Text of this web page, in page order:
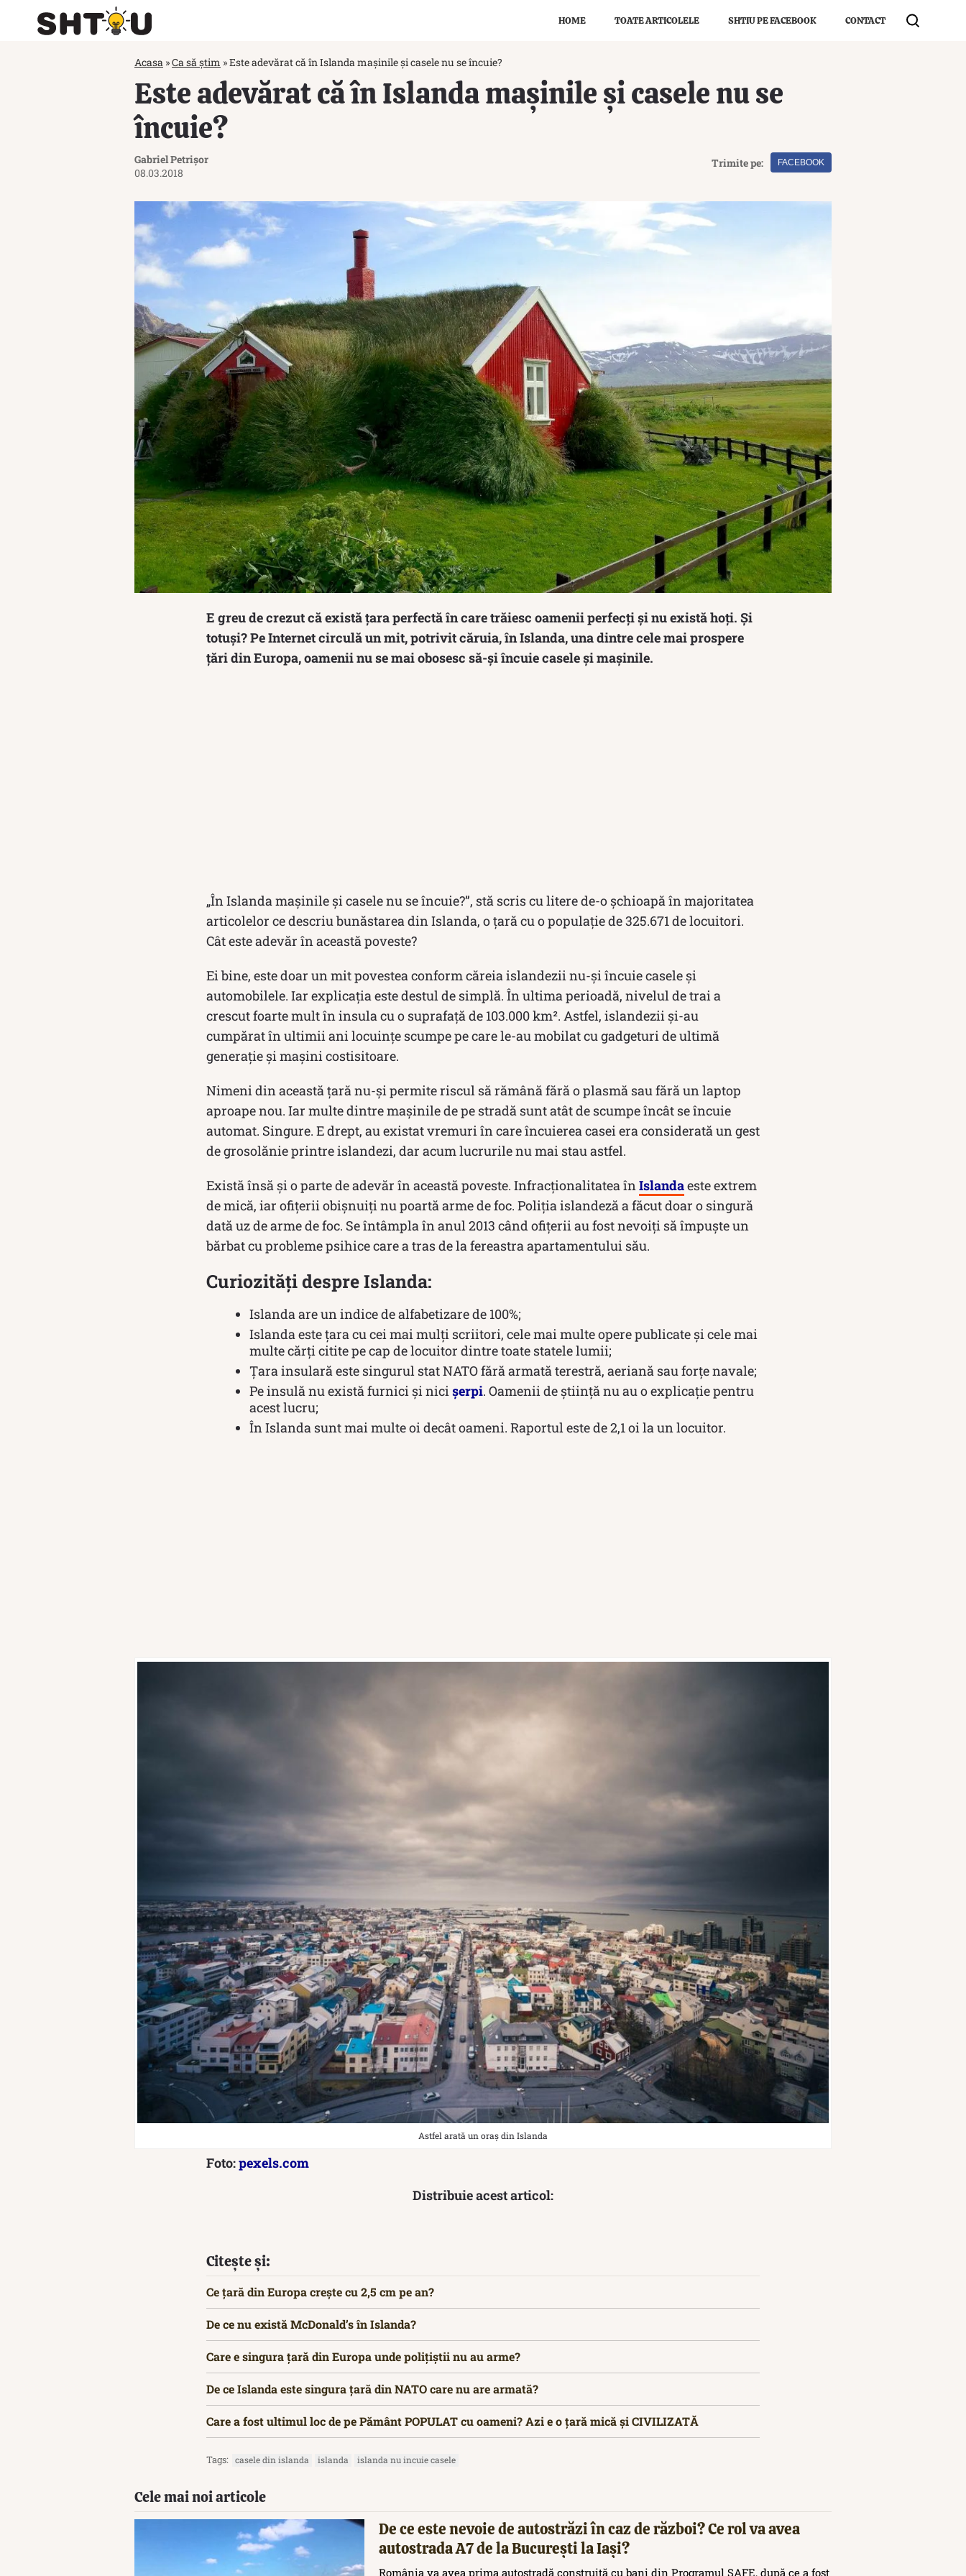
HOME TOATE ARTICOLELE SHTIU PE FACEBOOK CONTACT
Acasa »Ca să știm »Este adevărat că în Islanda mașinile și casele nu se încuie?
Este adevărat că în Islanda mașinile și casele nu se
încuie?
Gabriel Petrișor
08.03.2018
Trimite pe: FACEBOOK
E greu de crezut că există țara perfectă în care trăiesc oamenii perfecți și nu există hoți. Și
totuși? Pe Internet circulă un mit, potrivit căruia, în Islanda, una dintre cele mai prospere
țări din Europa, oamenii nu se mai obosesc să-și încuie casele și mașinile.
„În Islanda mașinile și casele nu se încuie?”, stă scris cu litere de-o șchioapă în majoritatea
articolelor ce descriu bunăstarea din Islanda, o țară cu o populație de 325.671 de locuitori.
Cât este adevăr în această poveste?
Ei bine, este doar un mit povestea conform căreia islandezii nu-și încuie casele și
automobilele. Iar explicația este destul de simplă. În ultima perioadă, nivelul de trai a
crescut foarte mult în insula cu o suprafață de 103.000 km². Astfel, islandezii și-au
cumpărat în ultimii ani locuințe scumpe pe care le-au mobilat cu gadgeturi de ultimă
generație și mașini costisitoare.
Nimeni din această țară nu-și permite riscul să rămână fără o plasmă sau fără un laptop
aproape nou. Iar multe dintre mașinile de pe stradă sunt atât de scumpe încât se încuie
automat. Singure. E drept, au existat vremuri în care încuierea casei era considerată un gest
de grosolănie printre islandezi, dar acum lucrurile nu mai stau astfel.
Există însă și o parte de adevăr în această poveste. Infracționalitatea înIslandaeste extrem
de mică, iar ofiţerii obişnuiţi nu poartă arme de foc. Poliţia islandeză a făcut doar o singură
dată uz de arme de foc. Se întâmpla în anul 2013 când ofițerii au fost nevoiți să împuşte un
bărbat cu probleme psihice care a tras de la fereastra apartamentului său.
Curiozități despre Islanda:
Islanda are un indice de alfabetizare de 100%;
Islanda este țara cu cei mai mulți scriitori, cele mai multe opere publicate și cele mai
multe cărți citite pe cap de locuitor dintre toate statele lumii;
Țara insulară este singurul stat NATO fără armată terestră, aeriană sau forţe navale;
Pe insulă nu există furnici și nicișerpi. Oamenii de știință nu au o explicație pentru
acest lucru;
În Islanda sunt mai multe oi decât oameni. Raportul este de 2,1 oi la un locuitor.
Astfel arată un oraș din Islanda
Foto:pexels.com
Distribuie acest articol:
Citește și:
Ce țară din Europa crește cu 2,5 cm pe an?
De ce nu există McDonald’s în Islanda?
Care e singura țară din Europa unde polițiștii nu au arme?
De ce Islanda este singura țară din NATO care nu are armată?
Care a fost ultimul loc de pe Pământ POPULAT cu oameni? Azi e o țară mică și CIVILIZATĂ
Tags: casele din islanda islanda islanda nu incuie casele
Cele mai noi articole
De ce este nevoie de autostrăzi în caz de război? Ce rol va avea
autostrada A7 de la București la Iași?
România va avea prima autostradă construită cu bani din Programul SAFE, după ce a fost